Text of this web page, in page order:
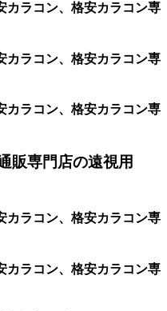
カラコン、格安カラコン専
カラコン、格安カラコン専
カラコン、格安カラコン専
販専門店の遠視用
カラコン、格安カラコン専
カラコン、格安カラコン専